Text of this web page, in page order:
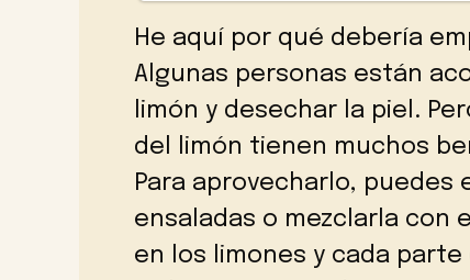
He aquí por qué debería
Algunas personas están
limón y desechar la piel.
del limón tienen muchos
Para aprovecharlo, puedes
ensaladas o mezclarla con
en los limones y cada